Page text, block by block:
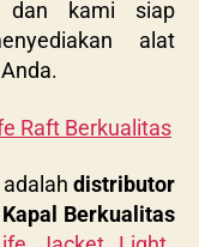
dan kami siap
alat
Raft Berkualitas
adalah distributor
Berkualitas